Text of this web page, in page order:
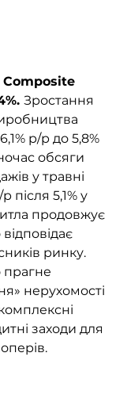
Composite
Зростання
р/р до 5,8%
обсяги
у травні
після 5,1% у
продовжує
ринку.
прагне
нерухомості
заходи для